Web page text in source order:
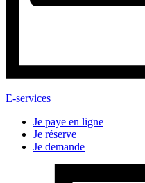
E-services
Je paye en ligne
Je réserve
Je demande